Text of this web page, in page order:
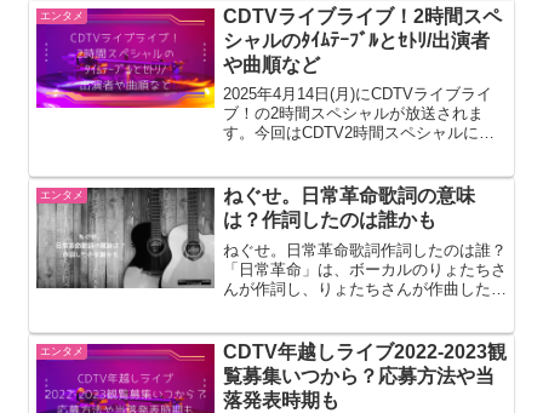
今回は幾田りらさんについて、あらゆる
角度から掘り下げよう...
エンタメ
CDTVライブライブ！2時間スペ
シャルのﾀｲﾑﾃｰﾌﾞﾙとｾﾄﾘ/出演者
や曲順など
2025年4月14日(月)にCDTVライブライ
ブ！の2時間スペシャルが放送されま
す。今回はCDTV2時間スペシャルにつ
間スペシャルのセットリストCDTVライ
ブライブ...
エンタメ
ねぐせ。日常革命歌詞の意味
は？作詞したのは誰かも
ねぐせ。日常革命歌詞作詞したのは誰？
「日常革命」は、ボーカルのりょたちさ
んが作詞し、りょたちさんが作曲した楽
ます。ねぐせ。日常革命歌詞の意味は？
『ねぐせ。』は2020年...
エンタメ
CDTV年越しライブ2022-2023観
覧募集いつから？応募方法や当
落発表時期も